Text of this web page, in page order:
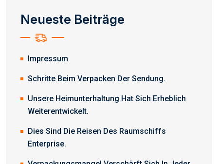
Neueste Beiträge
Impressum
Schritte Beim Verpacken Der Sendung.
Unsere Heimunterhaltung Hat Sich Erheblich
Weiterentwickelt.
Dies Sind Die Reisen Des Raumschiffs
Enterprise.